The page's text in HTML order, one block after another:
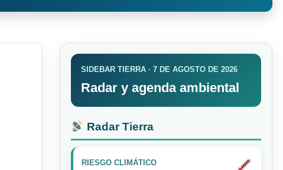
SIDEBAR TIERRA · 7 DE AGOSTO DE 2026
Radar y agenda ambiental
Radar Tierra
RIESGO CLIMÁTICO